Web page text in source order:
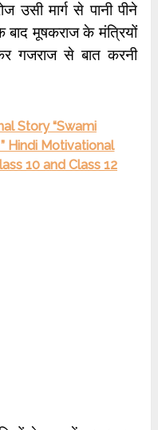
उसी मार्ग से पानी पीने
मूषकराज के मंत्रियों
गजराज से बात करनी
Story “Swami
” Hindi Motivational
10 and Class 12